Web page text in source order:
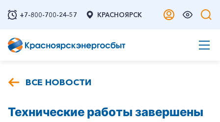
+7-800-700-24-57 КРАСНОЯРСК
ВСЕ НОВОСТИ
Технические работы завершены